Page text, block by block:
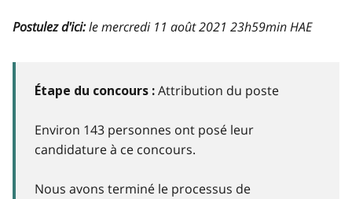
Postulez d'ici:le mercredi 11 août 2021 23h59min HAE
Étape du concours : Attribution du poste
Environ 143 personnes ont posé leur
candidature à ce concours.
Nous avons terminé le processus de